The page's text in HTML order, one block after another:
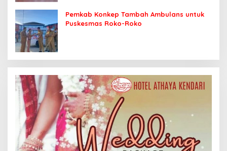
Pemkab Konkep Tambah Ambulans untuk
Puskesmas Roko-Roko